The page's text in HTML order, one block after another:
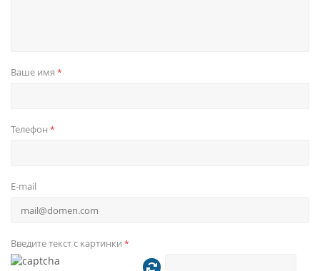
Ваше имя *
Телефон *
E-mail
Введите текст с картинки *